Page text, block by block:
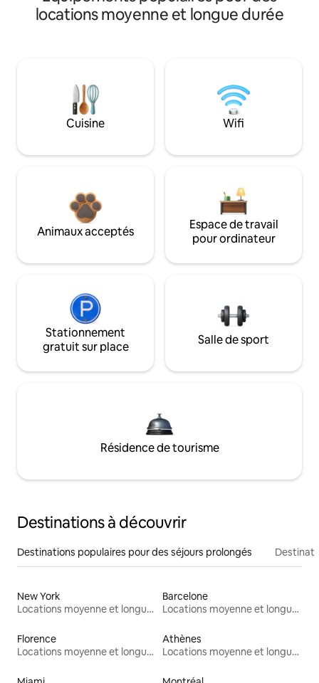
locations moyenne et longue durée
Cuisine Wifi
Animaux acceptés
Espace de travail
pour ordinateur
Stationnement
gratuit sur place
Salle de sport
Résidence de tourisme
Destinations à découvrir
Destinations populaires pour des séjours prolongés
New York
Locations moyenne et longue durée
Barcelone
Locations moyenne et longue durée
Florence
Locations moyenne et longue durée
Athènes
Locations moyenne et longue durée